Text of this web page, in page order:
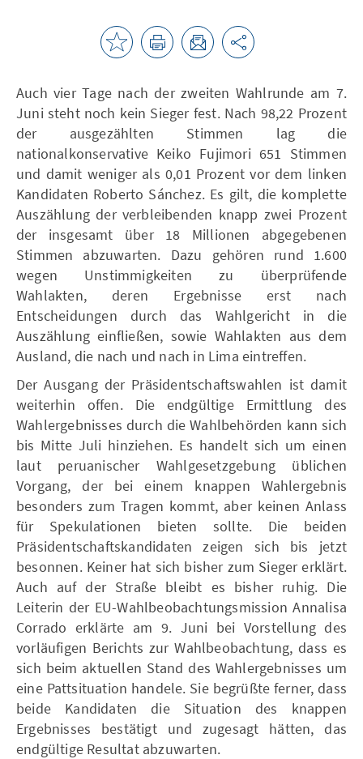
Auch vier Tage nach der zweiten Wahlrunde am 7.
Juni steht noch kein Sieger fest. Nach 98,22 Prozent
der ausgezählten Stimmen lag die
nationalkonservative Keiko Fujimori 651 Stimmen
und damit weniger als 0,01 Prozent vor dem linken
Kandidaten Roberto Sánchez. Es gilt, die komplette
Auszählung der verbleibenden knapp zwei Prozent
der insgesamt über 18 Millionen abgegebenen
Stimmen abzuwarten. Dazu gehören rund 1.600
wegen Unstimmigkeiten zu überprüfende
Wahlakten, deren Ergebnisse erst nach
Entscheidungen durch das Wahlgericht in die
Auszählung einfließen, sowie Wahlakten aus dem
Ausland, die nach und nach in Lima eintreffen.
Der Ausgang der Präsidentschaftswahlen ist damit
weiterhin offen. Die endgültige Ermittlung des
Wahlergebnisses durch die Wahlbehörden kann sich
bis Mitte Juli hinziehen. Es handelt sich um einen
laut peruanischer Wahlgesetzgebung üblichen
Vorgang, der bei einem knappen Wahlergebnis
besonders zum Tragen kommt, aber keinen Anlass
für Spekulationen bieten sollte. Die beiden
Präsidentschaftskandidaten zeigen sich bis jetzt
besonnen. Keiner hat sich bisher zum Sieger erklärt.
Auch auf der Straße bleibt es bisher ruhig. Die
Leiterin der EU-Wahlbeobachtungsmission Annalisa
Corrado erklärte am 9. Juni bei Vorstellung des
vorläufigen Berichts zur Wahlbeobachtung, dass es
sich beim aktuellen Stand des Wahlergebnisses um
eine Pattsituation handele. Sie begrüßte ferner, dass
beide Kandidaten die Situation des knappen
Ergebnisses bestätigt und zugesagt hätten, das
endgültige Resultat abzuwarten.